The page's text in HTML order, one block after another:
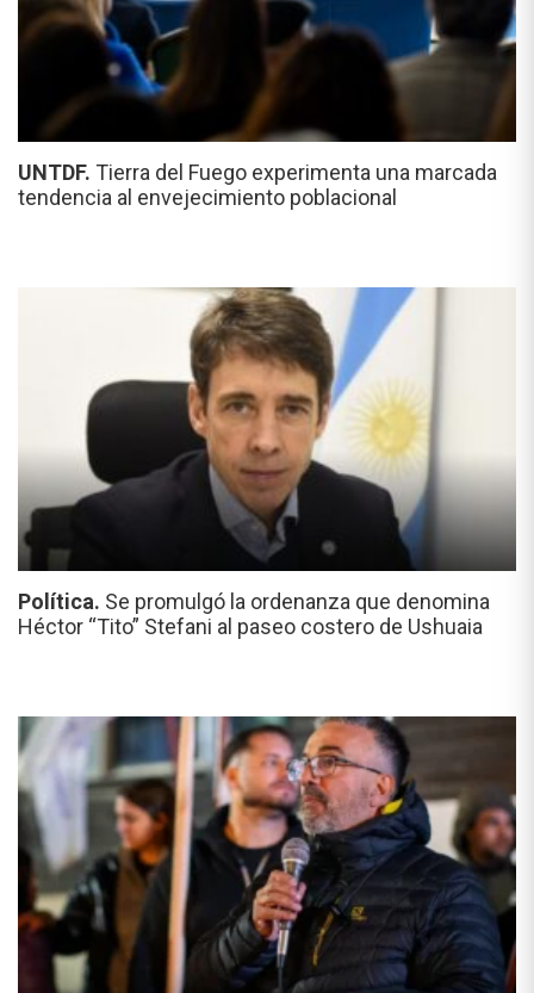
UNTDF. Tierra del Fuego experimenta una marcada
tendencia al envejecimiento poblacional
Política. Se promulgó la ordenanza que denomina
Héctor “Tito” Stefani al paseo costero de Ushuaia